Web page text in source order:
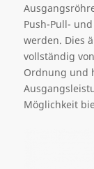
Push-Pull-
werden. Dies
vollständig
Ordnung und
Möglichkeit